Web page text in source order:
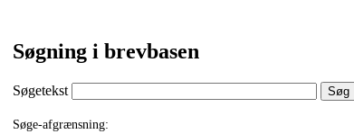
Søgning i brevbasen
Søgetekst
Søge-afgrænsning: